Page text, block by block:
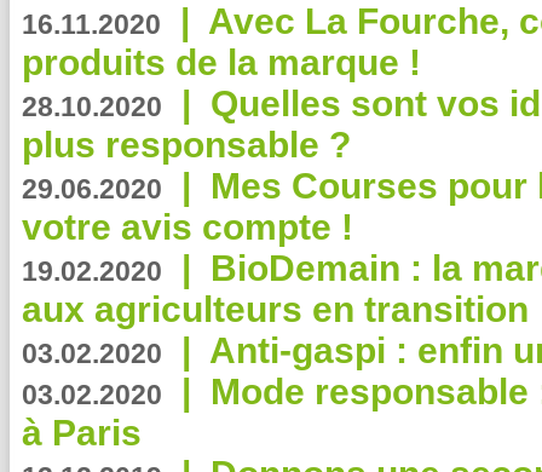
16.11.2020 | Avec La Fourche,
produits de la marque !
28.10.2020 | Quelles sont vos
plus responsable ?
29.06.2020 | Mes Courses pour
votre avis compte !
19.02.2020 | BioDemain : la
aux agriculteurs en transition
03.02.2020 | Anti-gaspi : enfin
03.02.2020 | Mode
à Paris